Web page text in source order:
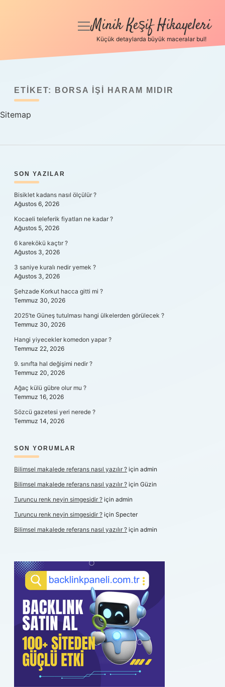
Anasayfa
Yasal Uyarı
menüyü
Minik Keşif Hikayeleri
Küçük detaylarda büyük maceralar bul!
ETIKET: BORSA IŞI HARAM MIDIR
Sitemap
SIDEBAR
SON YAZILAR
Bisiklet kadans nasıl ölçülür ?
Ağustos 6, 2026
Kocaeli teleferik fiyatları ne kadar ?
Ağustos 5, 2026
6 karekökü kaçtır ?
Ağustos 3, 2026
3 saniye kuralı nedir yemek ?
Ağustos 3, 2026
Şehzade Korkut hacca gitti mi ?
Temmuz 30, 2026
2025’te Güneş tutulması hangi ülkelerden görülecek ?
Temmuz 30, 2026
Hangi yiyecekler komedon yapar ?
Temmuz 22, 2026
9. sınıfta hal değişimi nedir ?
Temmuz 20, 2026
Ağaç külü gübre olur mu ?
Temmuz 16, 2026
Sözcü gazetesi yeri nerede ?
Temmuz 14, 2026
SON YORUMLAR
Bilimsel makalede referans nasıl yazılır ? için admin
Bilimsel makalede referans nasıl yazılır ? için Güzin
Turuncu renk neyin simgesidir ? için admin
Turuncu renk neyin simgesidir ? için Specter
Bilimsel makalede referans nasıl yazılır ? için admin